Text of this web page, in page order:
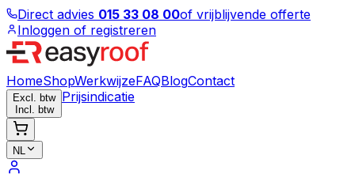
Direct advies 015 33 08 00of vrijblijvende offerte
Inloggen of registreren
HomeShopWerkwijzeFAQBlogContact
Excl. btw
Incl. btw
Prijsindicatie
NL